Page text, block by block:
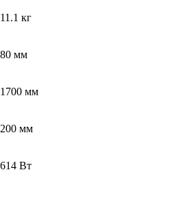
11.1 кг
80 мм
1700 мм
200 мм
614 Вт